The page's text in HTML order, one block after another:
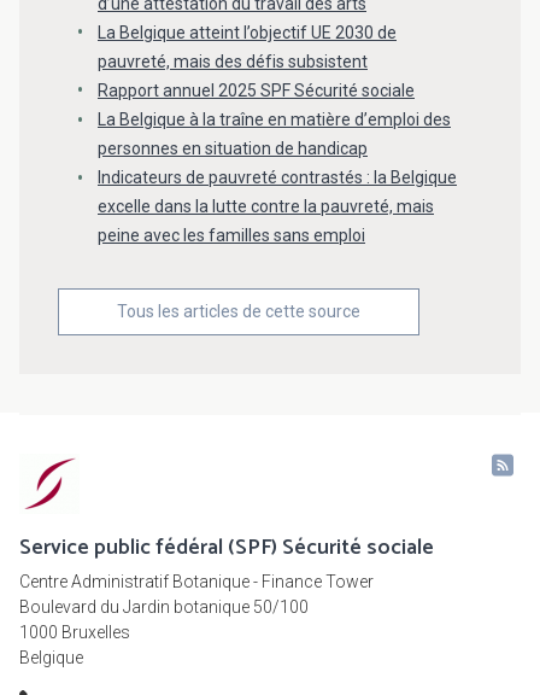
La Belgique atteint l’objectif UE 2030 de
pauvreté, mais des défis subsistent
Rapport annuel 2025 SPF Sécurité sociale
La Belgique à la traîne en matière d’emploi des
personnes en situation de handicap
Indicateurs de pauvreté contrastés : la Belgique
excelle dans la lutte contre la pauvreté, mais
peine avec les familles sans emploi
Tous les articles de cette source
Service public fédéral (SPF) Sécurité sociale
Centre Administratif Botanique - Finance Tower
Boulevard du Jardin botanique 50/100
1000 Bruxelles
Belgique